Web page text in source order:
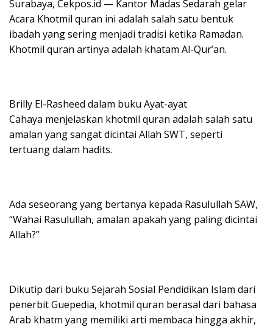
Surabaya, Cekpos.id — Kantor Madas Sedarah gelar
Acara Khotmil quran ini adalah salah satu bentuk
ibadah yang sering menjadi tradisi ketika Ramadan.
Khotmil quran artinya adalah khatam Al-Qur’an.
Brilly El-Rasheed dalam buku Ayat-ayat
Cahaya menjelaskan khotmil quran adalah salah satu
amalan yang sangat dicintai Allah SWT, seperti
tertuang dalam hadits.
Ada seseorang yang bertanya kepada Rasulullah SAW,
“Wahai Rasulullah, amalan apakah yang paling dicintai
Allah?”
Dikutip dari buku Sejarah Sosial Pendidikan Islam dari
penerbit Guepedia, khotmil quran berasal dari bahasa
Arab khatm yang memiliki arti membaca hingga akhir,